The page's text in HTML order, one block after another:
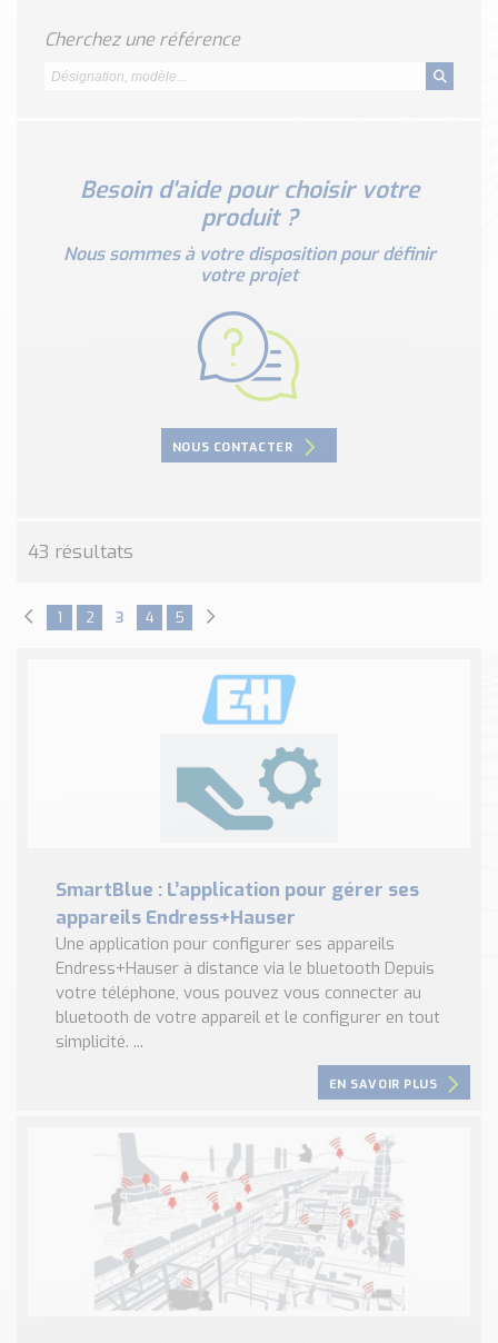
SICK
Voir toutes les marques …
Nos outils et simulateurs
Téléchargement (Logiciels, Documents,..)
Formulaire sonde température
Convertisseur de pression
Formulaire Débitmètre
Calculateur maintien en température
Calculateur Chauffage/Liquide/Gaz
Devis, Tarifs, Renseignements techniques
Cherchez une référence
Besoin d'aide pour choisir votre
produit ?
Nous sommes à votre disposition pour définir
votre projet
NOUS CONTACTER
43 résultats
1 2 3 4 5
SmartBlue : L’application pour gérer ses
appareils Endress+Hauser
Une application pour configurer ses appareils
Endress+Hauser à distance via le bluetooth Depuis
votre téléphone, vous pouvez vous connecter au
bluetooth de votre appareil et le configurer en tout
simplicité. ...
EN SAVOIR PLUS